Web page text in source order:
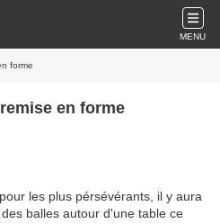
MENU
forme
en forme
les plus pérsévérants, il y aura
balles autour d'une table ce